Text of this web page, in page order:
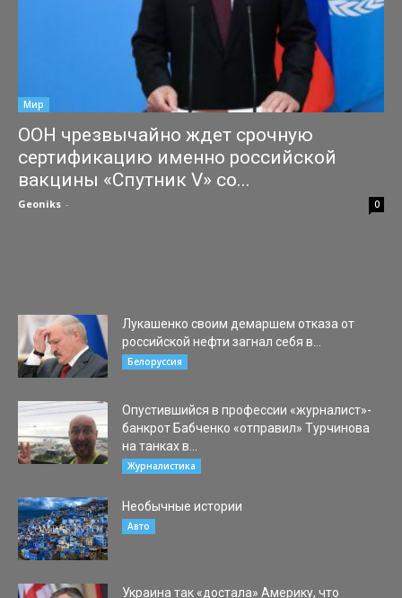
Мир
ООН чрезвычайно ждет срочную
сертификацию именно российской
вакцины «Спутник V» со...
Geoniks - 0
Лукашенко своим демаршем отказа от
российской нефти загнал себя в...
Белоруссия
Опустившийся в профессии «журналист»-
банкрот Бабченко «отправил» Турчинова
на танках в...
Журналистика
Необычные истории
Авто
Украина так «достала» Америку, что